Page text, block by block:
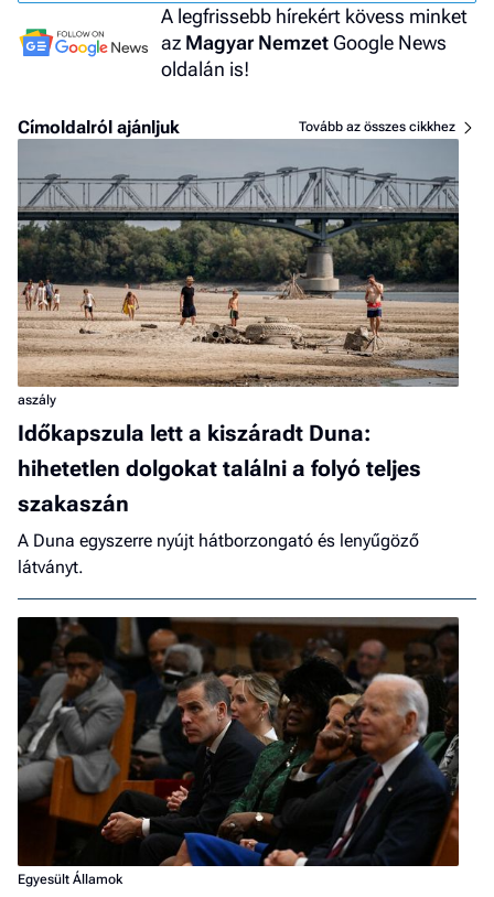
A legfrissebb hírekért kövess minket
az Magyar Nemzet Google News
oldalán is!
Címoldalról ajánljuk Tovább az összes cikkhez
aszály
Időkapszula lett a kiszáradt Duna:
hihetetlen dolgokat találni a folyó teljes
szakaszán
A Duna egyszerre nyújt hátborzongató és lenyűgöző
látványt.
Egyesült Államok